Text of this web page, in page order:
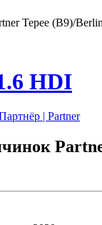
Tepee (B9)/
HDI
| Partner